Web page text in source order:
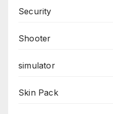
Security
Shooter
simulator
Skin Pack